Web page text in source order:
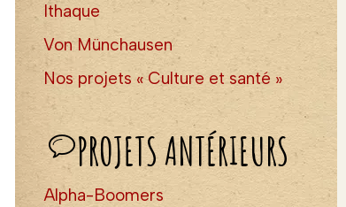
Ithaque
Von Münchausen
Nos projets « Culture et santé »
PROJETS ANTÉRIEURS
Alpha-Boomers